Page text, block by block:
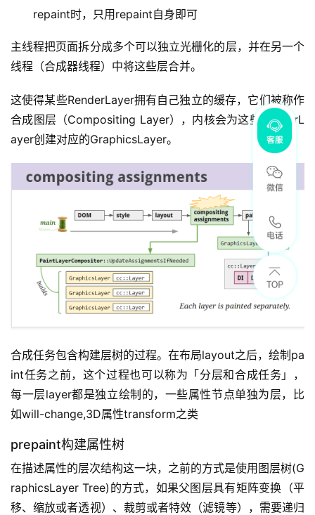
repaint时，只用repaint自身即可
主线程把页面拆分成多个可以独立光栅化的层，并在另一个
线程（合成器线程）中将这些层合并。
这使得某些RenderLayer拥有自己独立的缓存，它们被称作
合成图层（Compositing Layer），内核会为这些RenderL
ayer创建对应的GraphicsLayer。
合成任务包含构建层树的过程。在布局layout之后，绘制pa
int任务之前，这个过程也可以称为「分层和合成任务」，
每一层layer都是独立绘制的，一些属性节点单独为层，比
如will-change,3D属性transform之类
prepaint构建属性树
在描述属性的层次结构这一块，之前的方式是使用图层树(G
raphicsLayer Tree)的方式，如果父图层具有矩阵变换（平
移、缩放或者透视）、裁剪或者特效（滤镜等），需要递归